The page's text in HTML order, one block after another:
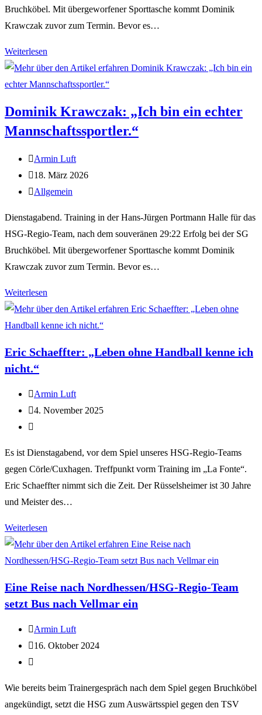
Bruchköbel. Mit übergeworfener Sporttasche kommt Dominik
Krawczak zuvor zum Termin. Bevor es…
Weiterlesen
Dominik Krawczak: „Ich bin ein echter
Mannschaftssportler.“
Armin Luft
18. März 2026
Allgemein
Dienstagabend. Training in der Hans-Jürgen Portmann Halle für das
HSG-Regio-Team, nach dem souveränen 29:22 Erfolg bei der SG
Bruchköbel. Mit übergeworfener Sporttasche kommt Dominik
Krawczak zuvor zum Termin. Bevor es…
Weiterlesen
Eric Schaeffter: „Leben ohne Handball kenne ich
nicht.“
Armin Luft
4. November 2025
Es ist Dienstagabend, vor dem Spiel unseres HSG-Regio-Teams
gegen Cörle/Cuxhagen. Treffpunkt vorm Training im „La Fonte“.
Eric Schaeffter nimmt sich die Zeit. Der Rüsselsheimer ist 30 Jahre
und Meister des…
Weiterlesen
Eine Reise nach Nordhessen/HSG-Regio-Team
setzt Bus nach Vellmar ein
Armin Luft
16. Oktober 2024
Wie bereits beim Trainergespräch nach dem Spiel gegen Bruchköbel
angekündigt, setzt die HSG zum Auswärtsspiel gegen den TSV